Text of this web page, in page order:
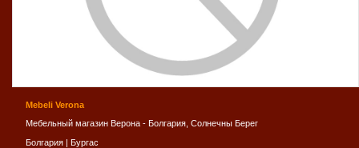
Mebeli Verona
Мебельный магазин Верона - Болгария, Солнечны Берег
Болгария | Бургас